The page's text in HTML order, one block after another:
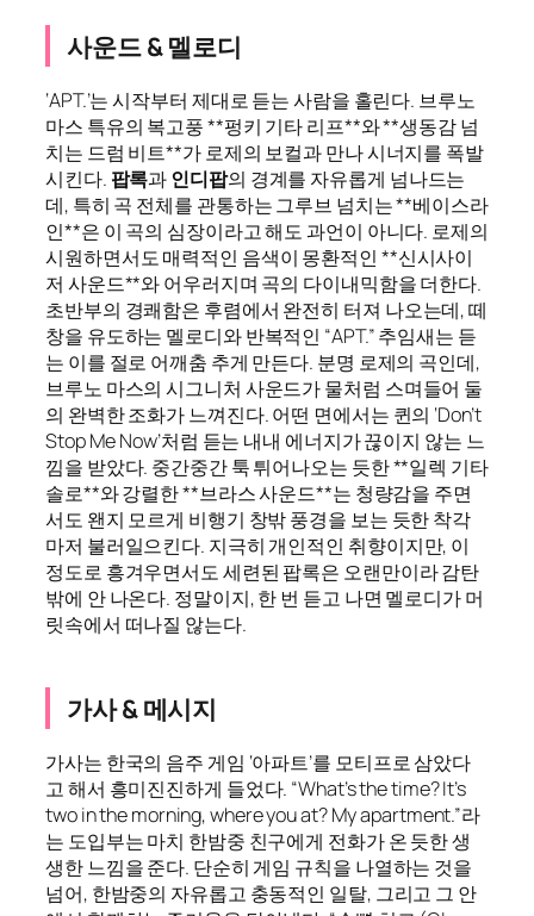
사운드 & 멜로디
‘APT.’는 시작부터 제대로 듣는 사람을 홀린다. 브루노
마스 특유의 복고풍 **펑키 기타 리프**와 **생동감 넘
치는 드럼 비트**가 로제의 보컬과 만나 시너지를 폭발
시킨다. 팝록과인디팝의 경계를 자유롭게 넘나드는
데, 특히 곡 전체를 관통하는 그루브 넘치는 **베이스라
인**은 이 곡의 심장이라고 해도 과언이 아니다. 로제의
시원하면서도 매력적인 음색이 몽환적인 **신시사이
저 사운드**와 어우러지며 곡의 다이내믹함을 더한다.
초반부의 경쾌함은 후렴에서 완전히 터져 나오는데, 떼
창을 유도하는 멜로디와 반복적인 “APT.” 추임새는 듣
는 이를 절로 어깨춤 추게 만든다. 분명 로제의 곡인데,
브루노 마스의 시그니처 사운드가 물처럼 스며들어 둘
의 완벽한 조화가 느껴진다. 어떤 면에서는 퀸의 ‘Don’t
Stop Me Now’처럼 듣는 내내 에너지가 끊이지 않는 느
낌을 받았다. 중간중간 툭 튀어나오는 듯한 **일렉 기타
솔로**와 강렬한 **브라스 사운드**는 청량감을 주면
서도 왠지 모르게 비행기 창밖 풍경을 보는 듯한 착각
마저 불러일으킨다. 지극히 개인적인 취향이지만, 이
정도로 흥겨우면서도 세련된 팝록은 오랜만이라 감탄
밖에 안 나온다. 정말이지, 한 번 듣고 나면 멜로디가 머
릿속에서 떠나질 않는다.
가사 & 메시지
가사는 한국의 음주 게임 ‘아파트’를 모티프로 삼았다
고 해서 흥미진진하게 들었다. “What’s the time? It’s
two in the morning, where you at? My apartment.”라
는 도입부는 마치 한밤중 친구에게 전화가 온 듯한 생
생한 느낌을 준다. 단순히 게임 규칙을 나열하는 것을
넘어, 한밤중의 자유롭고 충동적인 일탈, 그리고 그 안